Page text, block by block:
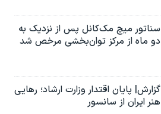
سناتور میچ مک‌کانل پس از نزدیک به
دو ماه از مرکز توان‌بخشی مرخص شد
گزارش| پایان اقتدار وزارت ارشاد؛ رهایی
هنر ایران از سانسور